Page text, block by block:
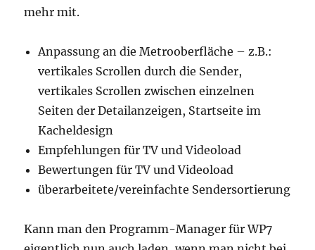
mehr mit.
Anpassung an die Metrooberfläche – z.B.:
vertikales Scrollen durch die Sender,
vertikales Scrollen zwischen einzelnen
Seiten der Detailanzeigen, Startseite im
Kacheldesign
Empfehlungen für TV und Videoload
Bewertungen für TV und Videoload
überarbeitete/vereinfachte Sendersortierung
Kann man den Programm-Manager für WP7